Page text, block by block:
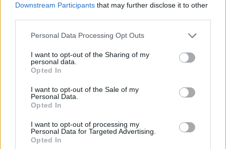
Downstream Participants that may further disclose it to other
Personal Data Processing Opt Outs
I want to opt-out of the Sharing of my
personal data.
Opted In
I want to opt-out of the Sale of my
Personal Data.
Opted In
I want to opt-out of processing my
Personal Data for Targeted Advertising.
Opted In
Putenrollbraten
Puten-Curry mit Ananas
Ganze Festtagspute